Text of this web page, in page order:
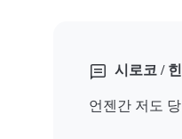
시로코 /
언젠간 저도